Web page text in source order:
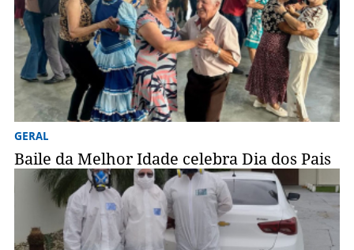
GERAL
Baile da Melhor Idade celebra Dia dos Pais